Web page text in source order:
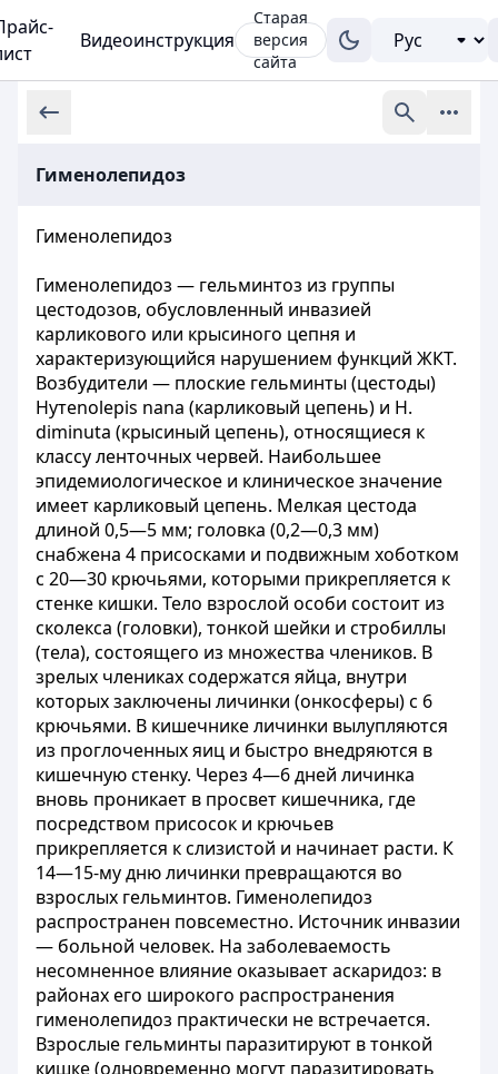
Видеоинструкция
Старая
версия
сайта
Гименолепидоз
Гименолепидоз
Гименолепидоз — гельминтоз из группы
цестодозов, обусловленный инвазией
карликового или крысиного цепня и
характеризующийся нарушением функций ЖКТ.
Возбудители — плоские гельминты (цестоды)
Нутеnolepis nana (карликовый цепень) и Н.
diminuta (крысиный цепень), относящиеся к
классу ленточных червей. Наибольшее
эпидемиологическое и клиническое значение
имеет карликовый цепень. Мелкая цестода
длиной 0,5—5 мм; головка (0,2—0,3 мм)
снабжена 4 присосками и подвижным хоботком
с 20—30 крючьями, которыми прикрепляется к
стенке кишки. Тело взрослой особи состоит из
сколекса (головки), тонкой шейки и стробиллы
(тела), состоящего из множества члеников. В
зрелых члениках содержатся яйца, внутри
которых заключены личинки (онкосферы) с 6
крючьями. В кишечнике личинки вылупляются
из проглоченных яиц и быстро внедряются в
кишечную стенку. Через 4—6 дней личинка
вновь проникает в просвет кишечника, где
посредством присосок и крючьев
прикрепляется к слизистой и начинает расти. К
14—15-му дню личинки превращаются во
взрослых гельминтов. Гименолепидоз
распространен повсеместно. Источник инвазии
— больной человек. На заболеваемость
несомненное влияние оказывает аскаридоз: в
районах его широкого распространения
гименолепидоз практически не встречается.
Взрослые гельминты паразитируют в тонкой
кишке (одновременно могут паразитировать